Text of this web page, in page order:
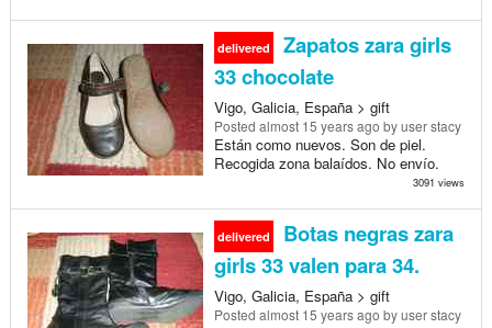
delivered
Zapatos zara girls
33 chocolate
Vigo, Galicia, España > gift
Posted almost 15 years ago by user stacy
Están como nuevos. Son de piel.
Recogida zona balaídos. No envío.
3091 views
delivered
Botas negras zara
girls 33 valen para 34.
Vigo, Galicia, España > gift
Posted almost 15 years ago by user stacy